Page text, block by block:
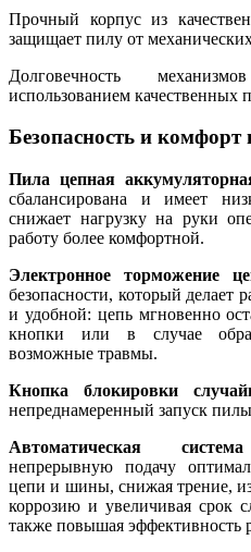
Прочный корпус из
защищает пилу от
Долговечность
использованием качественных
Безопасность и комфорт
Пила цепная
сбалансирована и имеет
снижает нагрузку на руки
работу более комфортной.
Электронное торможение
безопасности, который делает
и удобной: цепь мгновенно
кнопки или в случае
возможные травмы.
Кнопка блокировки
непреднамеренный запуск
Автоматическая
непрерывную подачу
цепи и шины, снижая трение,
коррозию и увеличивая срок
также повышая эффективность